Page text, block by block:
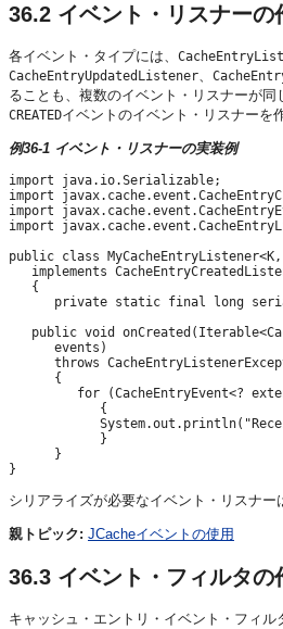
36.2 イベント・リスナーの
各イベント・タイプには、
CacheEntryUpdatedListener、
ることも、複数のイベント・リスナーが
CREATEDイベントのイベント・リスナーを
例36-1 イベント・リスナーの実装例
import java.io.Serializable;
import
import
import
public class
implements
   {
private static final long
public void
      events)
throws
      {
for (CacheEntryEvent<?
            {
            }
      }
シリアライズが必要なイベント・リスナ
親トピック: JCacheイベントの使用
36.3 イベント・フィルタの
キャッシュ・エントリ・イベント・フィ